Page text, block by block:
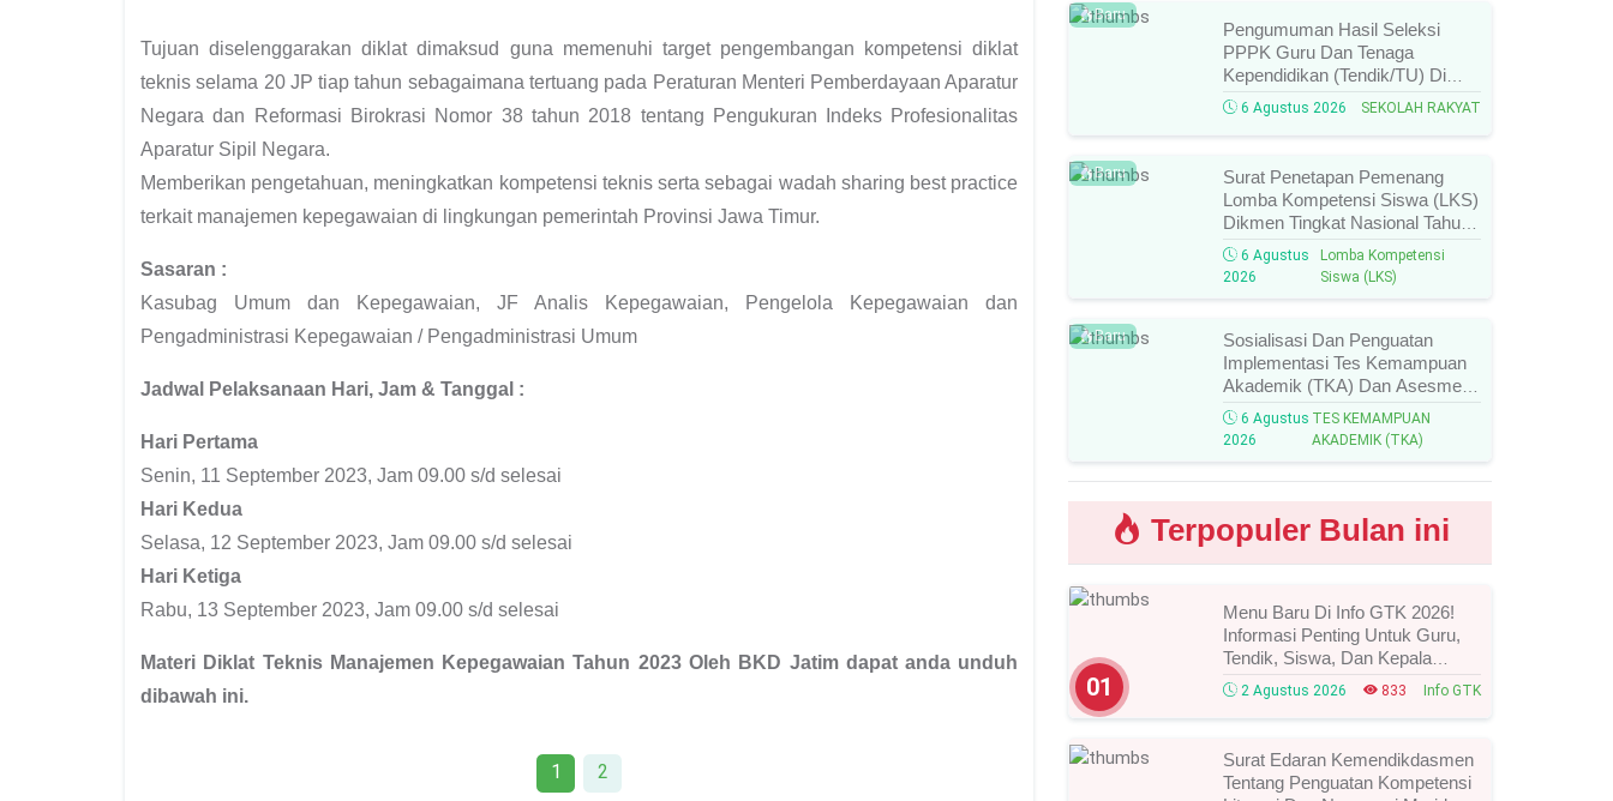
Tujuan diselenggarakan diklat dimaksud guna memenuhi target pengembangan kompetensi diklat
teknis selama 20 JP tiap tahun sebagaimana tertuang pada Peraturan Menteri Pemberdayaan Aparatur
Negara dan Reformasi Birokrasi Nomor 38 tahun 2018 tentang Pengukuran Indeks Profesionalitas
Aparatur Sipil Negara.
Memberikan pengetahuan, meningkatkan kompetensi teknis serta sebagai wadah sharing best practice
terkait manajemen kepegawaian di lingkungan pemerintah Provinsi Jawa Timur.
Sasaran :
Kasubag Umum dan Kepegawaian, JF Analis Kepegawaian, Pengelola Kepegawaian dan
Pengadministrasi Kepegawaian / Pengadministrasi Umum
Jadwal Pelaksanaan Hari, Jam & Tanggal :
Hari Pertama
Senin, 11 September 2023, Jam 09.00 s/d selesai
Hari Kedua
Selasa, 12 September 2023, Jam 09.00 s/d selesai
Hari Ketiga
Rabu, 13 September 2023, Jam 09.00 s/d selesai
Materi Diklat Teknis Manajemen Kepegawaian Tahun 2023 Oleh BKD Jatim dapat anda unduh
dibawah ini.
1 2
Baru
Pengumuman Hasil Seleksi
PPPK Guru Dan Tenaga
Kependidikan (Tendik/TU) Di
Sekolah Rakyat Tahun 2026
Lingkungan Kementerian Sosial
RI, Ini Daftar Nama Peserta
Yang Lolos!
6 Agustus 2026 SEKOLAH RAKYAT
Baru
Surat Penetapan Pemenang
Lomba Kompetensi Siswa (LKS)
Dikmen Tingkat Nasional Tahun
2026 Resmi Terbit, Ini Daftar
Lengkap Nama Juara Dan
6 Agustus
2026
Lomba Kompetensi
Siswa (LKS)
Baru
Sosialisasi Dan Penguatan
Implementasi Tes Kemampuan
Akademik (TKA) Dan Asesmen
Nasional (AN) Jenjang SMK
Tahun 2026, Ini Jadwal, Materi,
Dan Link Mengikutinya!
6 Agustus
2026
TES KEMAMPUAN
AKADEMIK (TKA)
Terpopuler Bulan ini
01
Menu Baru Di Info GTK 2026!
Informasi Penting Untuk Guru,
Tendik, Siswa, Dan Kepala
Sekolah, Segera Cek Ini Batas
Waktunya!
2 Agustus 2026 833 Info GTK
Surat Edaran Kemendikdasmen
Tentang Penguatan Kompetensi